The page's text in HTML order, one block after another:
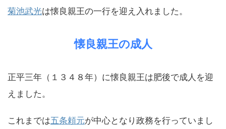
菊池武光は懐良親王の一行を迎え入れました。
懐良親王の成人
正平三年（１３４８年）に懐良親王は肥後で成人を迎
えました。
これまでは五条頼元が中心となり政務を行っていまし